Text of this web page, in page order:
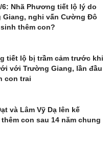
6: Nhã Phương tiết lộ lý do
Giang, nghi vấn Cường Đô
thêm con?
tiết lộ bị trầm cảm trước khi
với Trường Giang, lần đầu
con trai
và Lâm Vỹ Dạ lên kế
con sau 14 năm chung